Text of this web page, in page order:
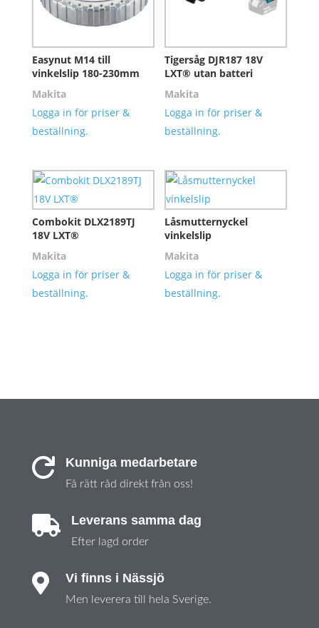
Easynut M14 till
vinkelslip 180-230mm
Makita
Logga in för priser &
beställning.
Tigersåg DJR187 18V
LXT® utan batteri
Makita
Logga in för priser &
beställning.
Combokit DLX2189TJ
18V LXT®
Makita
Logga in för priser &
beställning.
Låsmutternyckel
vinkelslip
Makita
Logga in för priser &
beställning.
 Kunniga medarbetare
Få rätt råd direkt från oss!
 Leverans samma dag
Efter lagd order
 Vi finns i Nässjö
Men leverera till hela Sverige.